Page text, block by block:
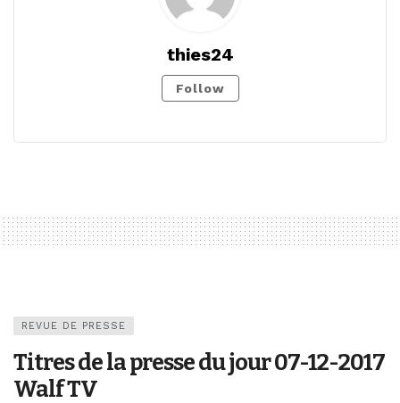
thies24
Follow
REVUE DE PRESSE
Titres de la presse du jour 07-12-2017
Walf TV